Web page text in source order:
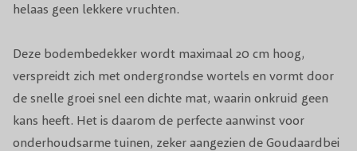
helaas geen lekkere vruchten.
Deze bodembedekker wordt maximaal 20 cm hoog,
verspreidt zich met ondergrondse wortels en vormt door
de snelle groei snel een dichte mat, waarin onkruid geen
kans heeft. Het is daarom de perfecte aanwinst voor
onderhoudsarme tuinen, zeker aangezien de Goudaardbei
Biodiversiteit
Aantal per m2 4
Voeding Organische meststof
Geschikt voor Bodembedekker